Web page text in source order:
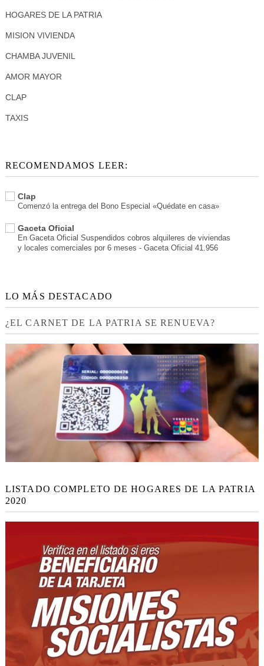
HOGARES DE LA PATRIA
MISION VIVIENDA
CHAMBA JUVENIL
AMOR MAYOR
CLAP
TAXIS
RECOMENDAMOS LEER:
Clap
Comenzó la entrega del Bono Especial «Quédate en casa»
Gaceta Oficial
En Gaceta Oficial Suspendidos cobros alquileres de viviendas
y locales comerciales por 6 meses - Gaceta Oficial 41.956
LO MÁS DESTACADO
¿EL CARNET DE LA PATRIA SE RENUEVA?
LISTADO COMPLETO DE HOGARES DE LA PATRIA
2020